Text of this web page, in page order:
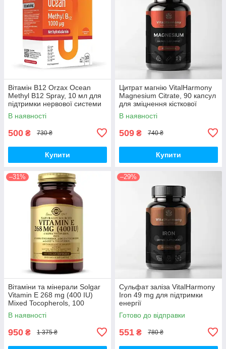
Вітамін B12 Orzax Ocean
Methyl B12 Spray, 10 мл для
підтримки нервової системи
В наявності
500 ₴ 730 ₴
Купити
Цитрат магнію VitalHarmony
Magnesium Citrate, 90 капсул
для зміцнення кісткової
тканини
В наявності
509 ₴ 740 ₴
Купити
–31%
Вітаміни та мінерали Solgar
Vitamin E 268 mg (400 IU)
Mixed Tocopherols, 100
вегакапсул
В наявності
950 ₴ 1 375 ₴
–29%
Сульфат заліза VitalHarmony
Iron 49 mg для підтримки
енергії
Готово до відправки
551 ₴ 780 ₴